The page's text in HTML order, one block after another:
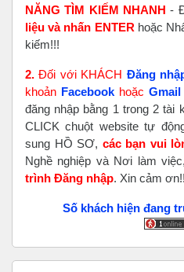
NĂNG TÌM KIẾM NHANH -
liệu và nhấn ENTER hoặc
kiếm!!!
2. Đối với KHÁCH Đăng
khoản Facebook hoặc Gmail
đăng nhập bằng 1 trong 2 tài
CLICK chuột website tự
sung HỒ SƠ, các bạn vui
Nghề nghiệp và Nơi làm
trình Đăng nhập. Xin cảm
Số khách hiện đang